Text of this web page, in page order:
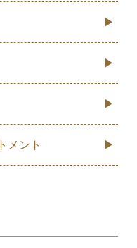
メント